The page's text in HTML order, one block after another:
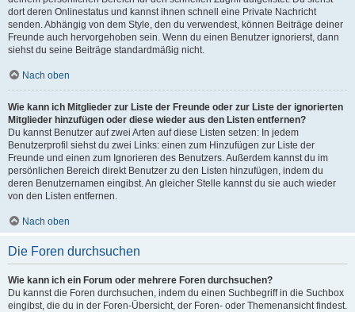
dort deren Onlinestatus und kannst ihnen schnell eine Private Nachricht
senden. Abhängig von dem Style, den du verwendest, können Beiträge deiner
Freunde auch hervorgehoben sein. Wenn du einen Benutzer ignorierst, dann
siehst du seine Beiträge standardmäßig nicht.
Nach oben
Wie kann ich Mitglieder zur Liste der Freunde oder zur Liste der ignorierten
Mitglieder hinzufügen oder diese wieder aus den Listen entfernen?
Du kannst Benutzer auf zwei Arten auf diese Listen setzen: In jedem
Benutzerprofil siehst du zwei Links: einen zum Hinzufügen zur Liste der
Freunde und einen zum Ignorieren des Benutzers. Außerdem kannst du im
persönlichen Bereich direkt Benutzer zu den Listen hinzufügen, indem du
deren Benutzernamen eingibst. An gleicher Stelle kannst du sie auch wieder
von den Listen entfernen.
Nach oben
Die Foren durchsuchen
Wie kann ich ein Forum oder mehrere Foren durchsuchen?
Du kannst die Foren durchsuchen, indem du einen Suchbegriff in die Suchbox
eingibst, die du in der Foren-Übersicht, der Foren- oder Themenansicht findest.